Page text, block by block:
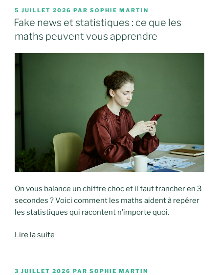
PUBLIÉ
LE
5 JUILLET 2026 PAR SOPHIE MARTIN
Fake news et statistiques : ce que les
maths peuvent vous apprendre
On vous balance un chiffre choc et il faut trancher en 3
secondes ? Voici comment les maths aident à repérer
les statistiques qui racontent n’importe quoi.
Lire la suite
PUBLIÉ
3 JUILLET 2026 PAR SOPHIE MARTIN